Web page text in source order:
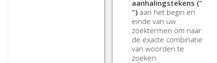
aanhalingstekens ("
") aan het begin en
einde van uw
zoektermen om naar
de exacte combinatie
van woorden te
zoeken.